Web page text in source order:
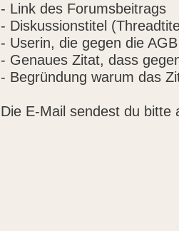
- Link des Forumsbeitrags
- Diskussionstitel
- Userin, die gegen die
- Genaues Zitat, dass
- Begründung warum das
Die E-Mail sendest du bitte